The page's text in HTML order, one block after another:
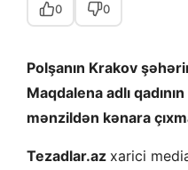
0 0
Polşanın Krakov
Maqdalena adlı
mənzildən kənara
Tezadlar.az xarici